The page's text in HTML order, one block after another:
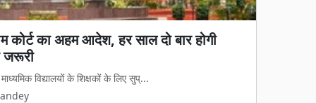
लागू: अवैध धर्मांतरण पर सख्त शिकंजा, गृह
का डर दिखेगा'
पर अब नया कानूनी ढांचा पूरी तरह ...